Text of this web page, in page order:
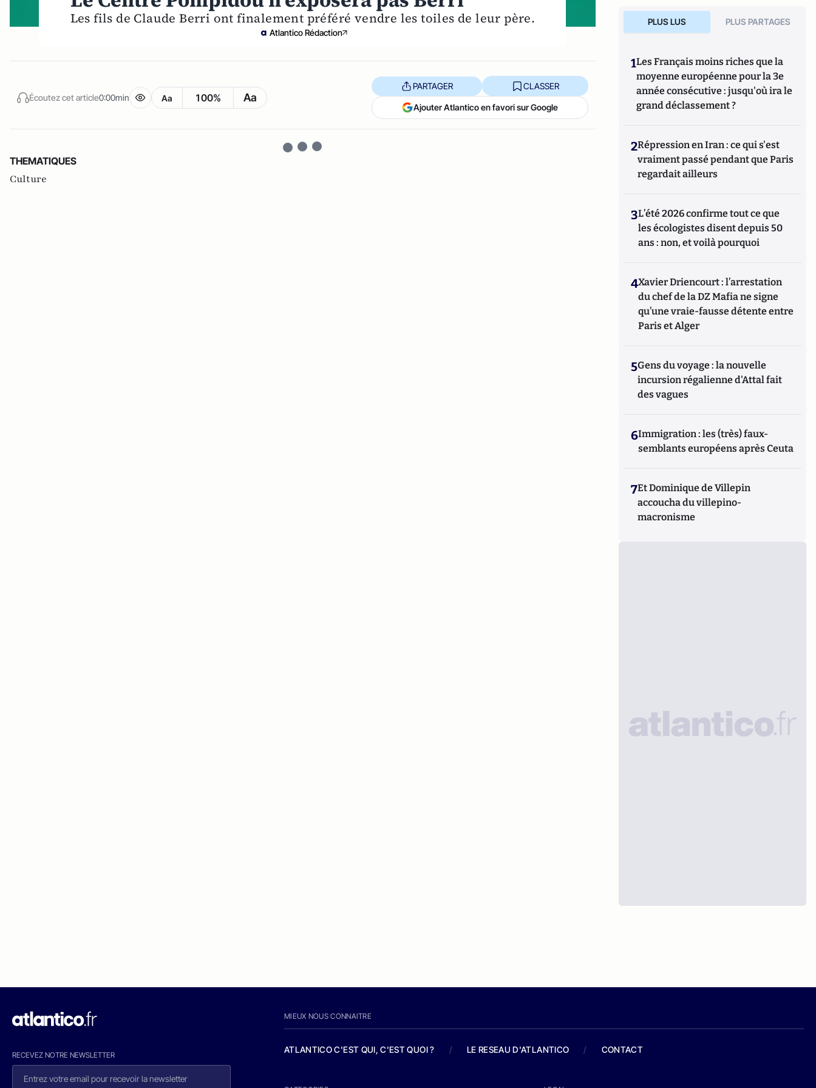
Les fils de Claude Berri ont finalement préféré vendre les toiles de leur père.
Atlantico Rédaction
Écoutez cet article0:00min Aa 100% Aa
PARTAGER CLASSER
Ajouter Atlantico en favori sur Google
THEMATIQUES
Culture
PLUS LUS PLUS PARTAGES
1Les Français moins riches que la
moyenne européenne pour la 3e
année consécutive : jusqu'où ira le
grand déclassement ?
2Répression en Iran : ce qui s'est
vraiment passé pendant que Paris
regardait ailleurs
3L’été 2026 confirme tout ce que
les écologistes disent depuis 50
ans : non, et voilà pourquoi
4Xavier Driencourt : l’arrestation
du chef de la DZ Mafia ne signe
qu’une vraie-fausse détente entre
Paris et Alger
5Gens du voyage : la nouvelle
incursion régalienne d'Attal fait
des vagues
6Immigration : les (très) faux-
semblants européens après Ceuta
7Et Dominique de Villepin
accoucha du villepino-
macronisme
RECEVEZ NOTRE NEWSLETTER
MIEUX NOUS CONNAITRE
ATLANTICO C'EST QUI, C'EST QUOI ? / LE RESEAU D'ATLANTICO / CONTACT